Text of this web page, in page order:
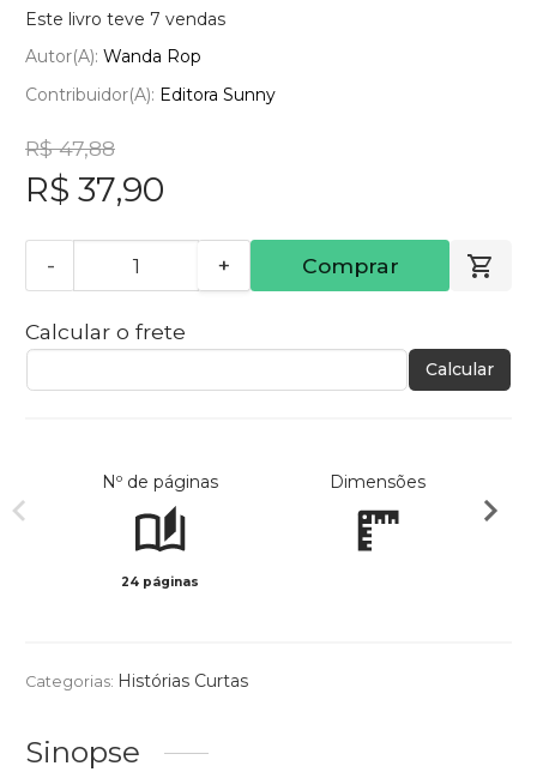
Este livro teve 7 vendas
Autor(a): Wanda Rop
Contribuidor(a): Editora Sunny
R$ 47,88
R$ 37,90
- + Comprar
Calcular o frete
Calcular
Nº de páginas
24 páginas
Dimensões
Categorias: Histórias Curtas
Sinopse